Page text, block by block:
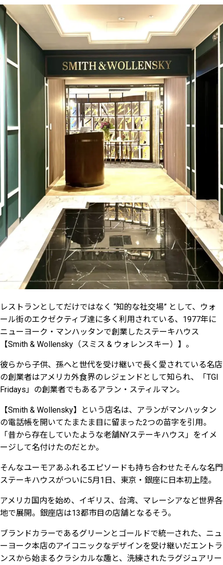
レストランとしてだけではなく “知的な社交場” として、ウォ
ール街のエクゼクティブ達に多く利用されている、1977年に
ニューヨーク・マンハッタンで創業したステーキハウス
【Smith & Wollensky（スミス & ウォレンスキー）】。
彼らから子供、孫へと世代を受け継いで長く愛されている名店
の創業者はアメリカ外食界のレジェンドとして知られ、「TGI
Fridays」の創業者でもあるアラン・スティルマン。
【Smith & Wollensky】という店名は、アランがマンハッタン
の電話帳を開いてたまたま目に留まった2つの苗字を引用。
「昔から存在していたような老舗NYステーキハウス」をイメ
ージして名付けたのだとか。
そんなユーモアあふれるエピソードも持ち合わせたそんな名門
ステーキハウスがついに5月1日、東京・銀座に日本初上陸。
アメリカ国内を始め、イギリス、台湾、マレーシアなど世界各
地で展開。銀座店は13都市目の店舗となるそう。
ブランドカラーであるグリーンとゴールドで統一された、ニュ
ーヨーク本店のアイコニックなデザインを受け継いだエントラ
ンスから始まるクラシカルな趣と、洗練されたラグジュアリー